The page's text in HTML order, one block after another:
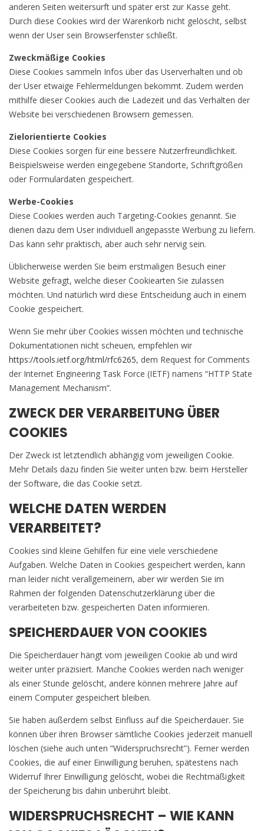
anderen Seiten weitersurft und später erst zur Kasse geht.
Durch diese Cookies wird der Warenkorb nicht gelöscht, selbst
wenn der User sein Browserfenster schließt.
Zweckmäßige Cookies
Diese Cookies sammeln Infos über das Userverhalten und ob
der User etwaige Fehlermeldungen bekommt. Zudem werden
mithilfe dieser Cookies auch die Ladezeit und das Verhalten der
Website bei verschiedenen Browsern gemessen.
Zielorientierte Cookies
Diese Cookies sorgen für eine bessere Nutzerfreundlichkeit.
Beispielsweise werden eingegebene Standorte, Schriftgrößen
oder Formulardaten gespeichert.
Werbe-Cookies
Diese Cookies werden auch Targeting-Cookies genannt. Sie
dienen dazu dem User individuell angepasste Werbung zu liefern.
Das kann sehr praktisch, aber auch sehr nervig sein.
Üblicherweise werden Sie beim erstmaligen Besuch einer
Website gefragt, welche dieser Cookiearten Sie zulassen
möchten. Und natürlich wird diese Entscheidung auch in einem
Cookie gespeichert.
Wenn Sie mehr über Cookies wissen möchten und technische
Dokumentationen nicht scheuen, empfehlen wir
https://tools.ietf.org/html/rfc6265, dem Request for Comments
der Internet Engineering Task Force (IETF) namens “HTTP State
Management Mechanism”.
ZWECK DER VERARBEITUNG ÜBER
COOKIES
Der Zweck ist letztendlich abhängig vom jeweiligen Cookie.
Mehr Details dazu finden Sie weiter unten bzw. beim Hersteller
der Software, die das Cookie setzt.
WELCHE DATEN WERDEN
VERARBEITET?
Cookies sind kleine Gehilfen für eine viele verschiedene
Aufgaben. Welche Daten in Cookies gespeichert werden, kann
man leider nicht verallgemeinern, aber wir werden Sie im
Rahmen der folgenden Datenschutzerklärung über die
verarbeiteten bzw. gespeicherten Daten informieren.
SPEICHERDAUER VON COOKIES
Die Speicherdauer hängt vom jeweiligen Cookie ab und wird
weiter unter präzisiert. Manche Cookies werden nach weniger
als einer Stunde gelöscht, andere können mehrere Jahre auf
einem Computer gespeichert bleiben.
Sie haben außerdem selbst Einfluss auf die Speicherdauer. Sie
können über ihren Browser sämtliche Cookies jederzeit manuell
löschen (siehe auch unten “Widerspruchsrecht”). Ferner werden
Cookies, die auf einer Einwilligung beruhen, spätestens nach
Widerruf Ihrer Einwilligung gelöscht, wobei die Rechtmäßigkeit
der Speicherung bis dahin unberührt bleibt.
WIDERSPRUCHSRECHT – WIE KANN